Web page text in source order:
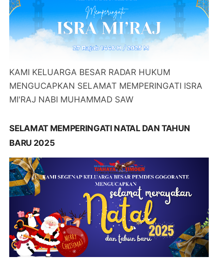
KAMI KELUARGA BESAR RADAR HUKUM
MENGUCAPKAN SELAMAT MEMPERINGATI ISRA
MI'RAJ NABI MUHAMMAD SAW
SELAMAT MEMPERINGATI NATAL DAN TAHUN
BARU 2025